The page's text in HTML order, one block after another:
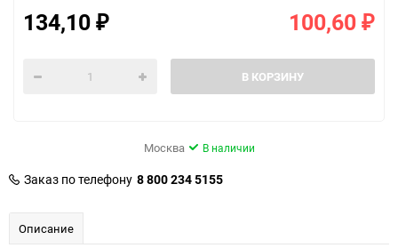
134,10 ₽ 100,60 ₽
В КОРЗИНУ
Москва В наличии
Заказ по телефону 8 800 234 5155
Описание